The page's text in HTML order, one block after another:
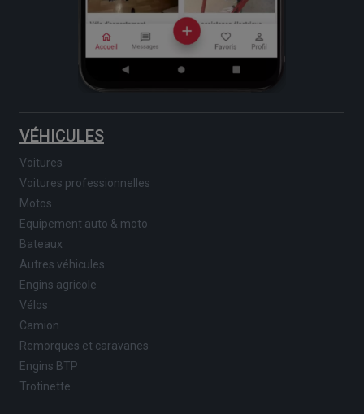
VÉHICULES
Voitures
Voitures professionnelles
Motos
Equipement auto & moto
Bateaux
Autres véhicules
Engins agricole
Vélos
Camion
Remorques et caravanes
Engins BTP
Trotinette